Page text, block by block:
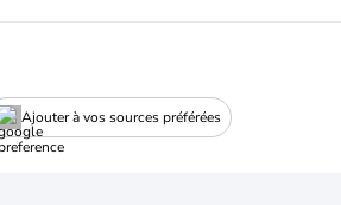
Ajouter à vos sources préférées